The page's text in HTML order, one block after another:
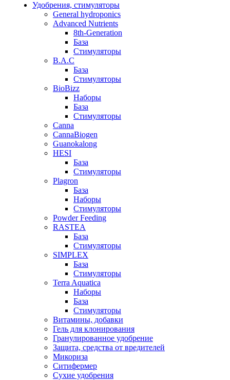
Удобрения, стимуляторы
General hydroponics
Advanced Nutrients
8th-Generation
База
Стимуляторы
B.A.C
База
Стимуляторы
BioBizz
Наборы
База
Стимуляторы
Canna
CannaBiogen
Guanokalong
HESI
База
Стимуляторы
Plagron
База
Наборы
Стимуляторы
Powder Feeding
RASTEA
База
Стимуляторы
SIMPLEX
База
Стимуляторы
Terra Aquatica
Наборы
База
Стимуляторы
Витамины, добавки
Гель для клонирования
Гранулированное удобрение
Защита, средства от вредителей
Микориза
Ситифермер
Сухие удобрения